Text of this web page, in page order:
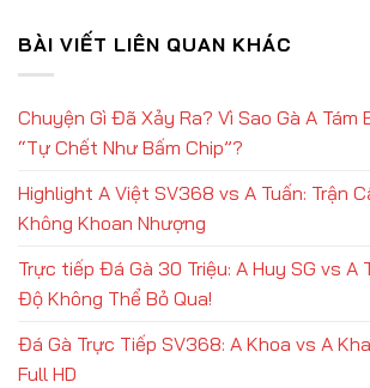
BÀI VIẾT LIÊN QUAN KHÁC
Chuyện Gì Đã Xảy Ra? Vì Sao Gà A Tám
“Tự Chết Như Bấm Chip”?
Highlight A Việt SV368 vs A Tuấn: Trận
Không Khoan Nhượng
Trực tiếp Đá Gà 30 Triệu: A Huy SG vs A
Độ Không Thể Bỏ Qua!
Đá Gà Trực Tiếp SV368: A Khoa vs A
Full HD